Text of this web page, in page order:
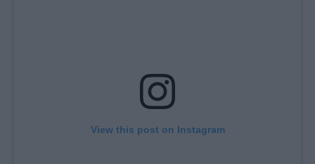
View this post on Instagram